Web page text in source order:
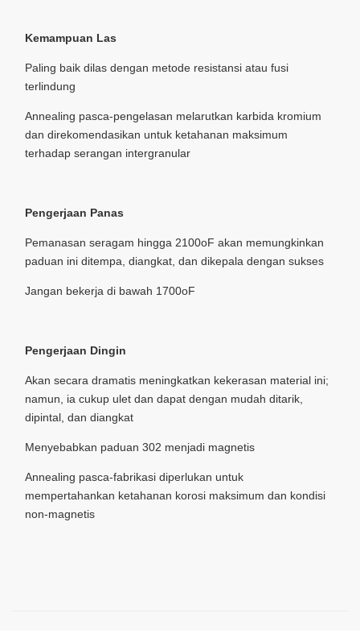
Kemampuan Las
Paling baik dilas dengan metode resistansi atau fusi
terlindung
Annealing pasca-pengelasan melarutkan karbida kromium
dan direkomendasikan untuk ketahanan maksimum
terhadap serangan intergranular
Pengerjaan Panas
Pemanasan seragam hingga 2100oF akan memungkinkan
paduan ini ditempa, diangkat, dan dikepala dengan sukses
Jangan bekerja di bawah 1700oF
Pengerjaan Dingin
Akan secara dramatis meningkatkan kekerasan material ini;
namun, ia cukup ulet dan dapat dengan mudah ditarik,
dipintal, dan diangkat
Menyebabkan paduan 302 menjadi magnetis
Annealing pasca-fabrikasi diperlukan untuk
mempertahankan ketahanan korosi maksimum dan kondisi
non-magnetis